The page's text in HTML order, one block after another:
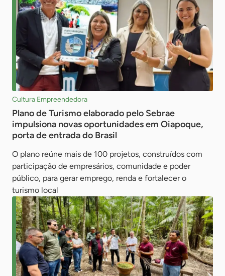
Cultura Empreendedora
Plano de Turismo elaborado pelo Sebrae
impulsiona novas oportunidades em Oiapoque,
porta de entrada do Brasil
O plano reúne mais de 100 projetos, construídos com
participação de empresários, comunidade e poder
público, para gerar emprego, renda e fortalecer o
turismo local